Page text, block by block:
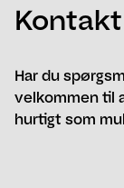
Har du
velkommen til
hurtigt som